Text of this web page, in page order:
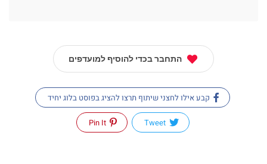
התחבר בכדי להוסיף למועדפים
קבע אילו לחצני שיתוף תרצו להציג בפוסט בלוג יחיד
Tweet
Pin It